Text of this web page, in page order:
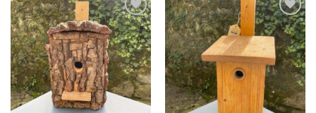
Ajouter
à la liste
d’envies
Ajouter
à la liste
d’envies